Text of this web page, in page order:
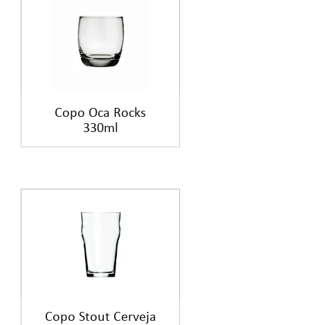
Copo Oca Rocks
330ml
Copo Stout Cerveja